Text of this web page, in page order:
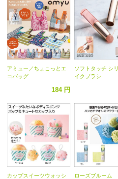
アミュー／ちょこっとエ
コバッグ
184 円
ソフトタッチ シ
イクブラシ
カップスイーツウォッシ
ローズブルーム